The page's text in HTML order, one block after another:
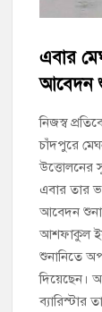
চাঁদপুর পৌর
হাইমচরের
মঞ্চে নয়,
এহসানুল হক
চাঁদপুর জেলা
মৃত্যুতে স্মরণ
চাঁদপুর
কচুয়ায় পৃথক
কারবারি গ্রেপ্তার
এবার
আবেদন
নিজস্ব
চাঁদপুরে
উত্তোলনের
এবার তার
আবেদন
আশফাকুল
শুনানিতে
দিয়েছেন।
ব্যারিস্টার